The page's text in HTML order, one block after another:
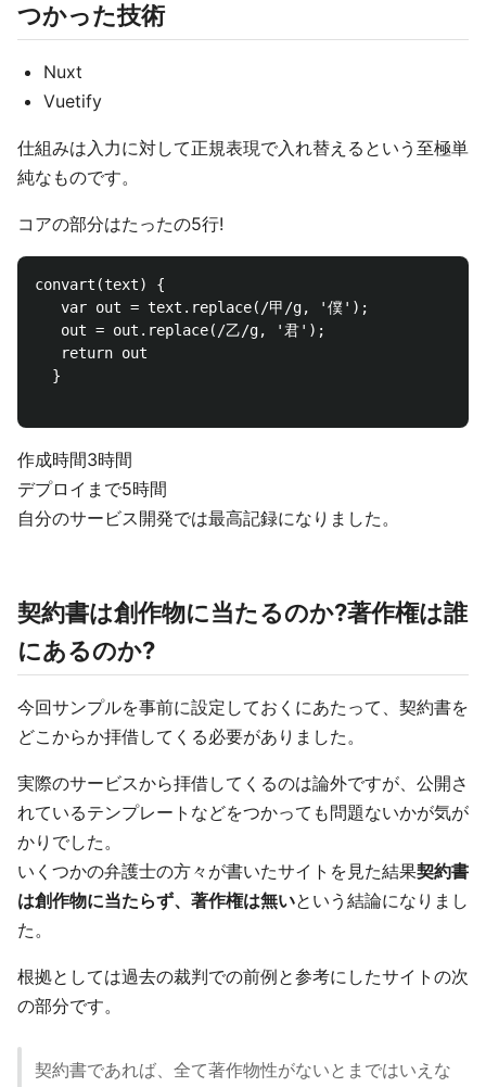
つかった技術
Nuxt
Vuetify
仕組みは入力に対して正規表現で入れ替えるという至極単
純なものです。
コアの部分はたったの5行!
convart(text) {
   var out = text.replace(/甲/g, '僕');
   out = out.replace(/乙/g, '君');
   return out
  }
作成時間3時間
デプロイまで5時間
自分のサービス開発では最高記録になりました。
契約書は創作物に当たるのか?著作権は誰
にあるのか?
今回サンプルを事前に設定しておくにあたって、契約書を
どこからか拝借してくる必要がありました。
実際のサービスから拝借してくるのは論外ですが、公開さ
れているテンプレートなどをつかっても問題ないかが気が
かりでした。
いくつかの弁護士の方々が書いたサイトを見た結果契約書
は創作物に当たらず、著作権は無いという結論になりまし
た。
根拠としては過去の裁判での前例と参考にしたサイトの次
の部分です。
契約書であれば、全て著作物性がないとまではいえな